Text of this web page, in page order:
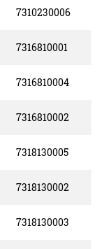
7310230006
7316810001
7316810004
7316810002
7318130005
7318130002
7318130003